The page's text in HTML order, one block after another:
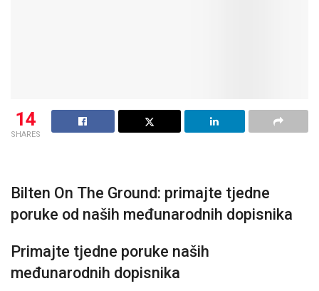
14
SHARES
Bilten On The Ground: primajte tjedne
poruke od naših međunarodnih dopisnika
Primajte tjedne poruke naših
međunarodnih dopisnika